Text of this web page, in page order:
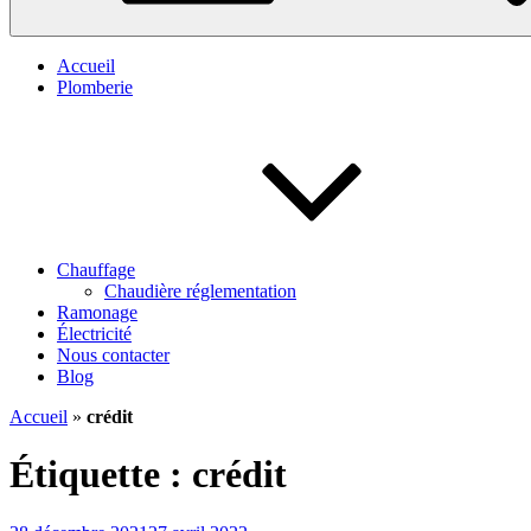
Accueil
Plomberie
Chauffage
Chaudière réglementation
Ramonage
Électricité
Nous contacter
Blog
Accueil » crédit
Étiquette : crédit